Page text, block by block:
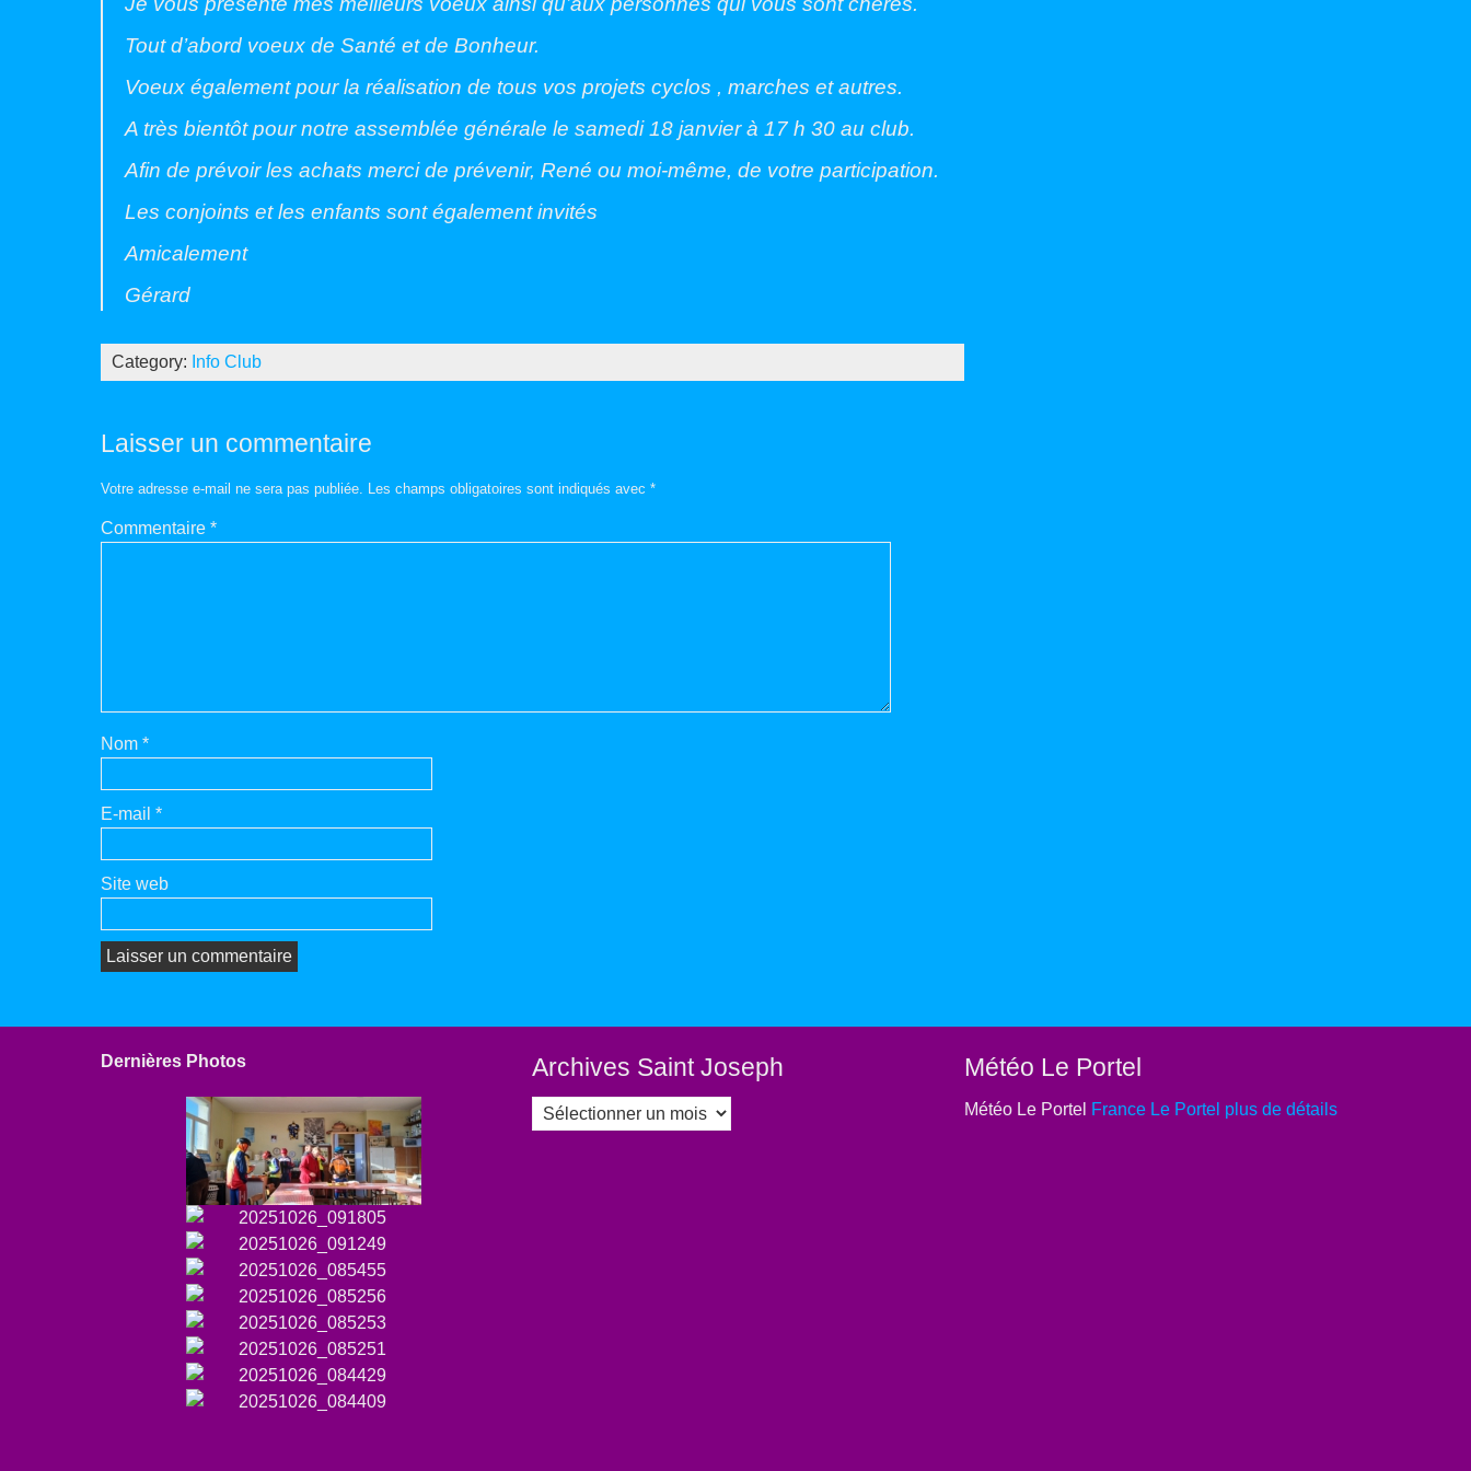
Tout d’abord voeux de Santé et de Bonheur.
Voeux également pour la réalisation de tous vos projets cyclos , marches et autres.
A très bientôt pour notre assemblée générale le samedi 18 janvier à 17 h 30 au club.
Afin de prévoir les achats merci de prévenir, René ou moi-même, de votre participation.
Les conjoints et les enfants sont également invités
Amicalement
Gérard
Category: Info Club
Laisser un commentaire
Votre adresse e-mail ne sera pas publiée. Les champs obligatoires sont indiqués avec *
Commentaire *
Nom *
E-mail *
Site web
Dernières Photos Archives Saint Joseph
Archives
Saint
Météo Le Portel
Météo Le Portel France Le Portel plus de détails